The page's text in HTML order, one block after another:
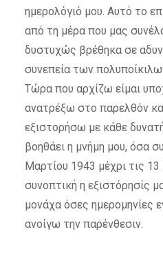
ημερολόγιό μου. Αυτό το
από τη μέρα που μας
δυστυχώς βρέθηκα σε
συνεπεία των
Τώρα που αρχίζω είμαι
ανατρέξω στο παρελθόν
εξιστορήσω με κάθε
βοηθάει η μνήμη μου, όσα
Μαρτίου 1943 μέχρι τις 13
συνοπτική η εξιστόρησίς
μονάχα όσες ημερομηνίες
ανοίγω την παρένθεσιν.